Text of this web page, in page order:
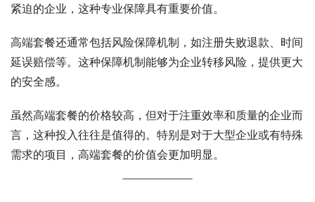
紧迫的企业，这种专业保障具有重要价值。
高端套餐还通常包括风险保障机制，如注册失败退款、时间
延误赔偿等。这种保障机制能够为企业转移风险，提供更大
的安全感。
虽然高端套餐的价格较高，但对于注重效率和质量的企业而
言，这种投入往往是值得的。特别是对于大型企业或有特殊
需求的项目，高端套餐的价值会更加明显。